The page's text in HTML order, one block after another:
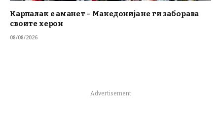
Карпалак е аманет – Македонија не ги заборава
своите херои
08/08/2026
Advertisement